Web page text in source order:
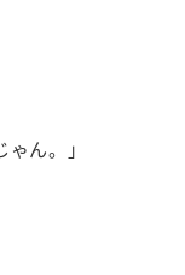
ん。」